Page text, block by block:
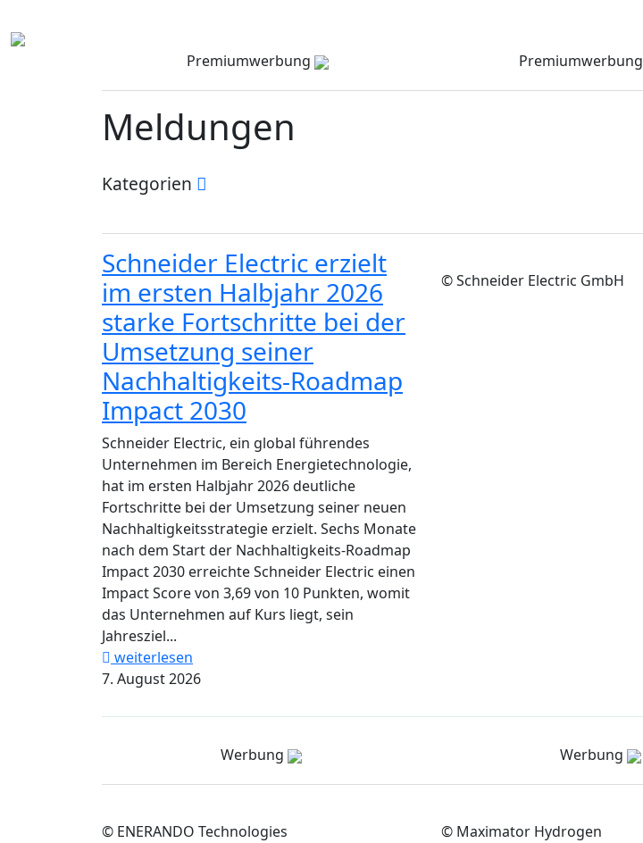
Premiumwerbung
Premiumwerbung
Meldungen
Kategorien
© Schneider Electric GmbH
Schneider Electric erzielt
im ersten Halbjahr 2026
starke Fortschritte bei der
Umsetzung seiner
Nachhaltigkeits-Roadmap
Impact 2030
Schneider Electric, ein global führendes
Unternehmen im Bereich Energietechnologie,
hat im ersten Halbjahr 2026 deutliche
Fortschritte bei der Umsetzung seiner neuen
Nachhaltigkeitsstrategie erzielt. Sechs Monate
nach dem Start der Nachhaltigkeits-Roadmap
Impact 2030 erreichte Schneider Electric einen
Impact Score von 3,69 von 10 Punkten, womit
das Unternehmen auf Kurs liegt, sein
Jahresziel...
weiterlesen
7. August 2026
Werbung Werbung
© ENERANDO Technologies © Maximator Hydrogen